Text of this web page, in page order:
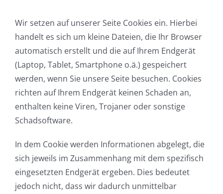
Wir setzen auf unserer Seite Cookies ein. Hierbei
handelt es sich um kleine Dateien, die Ihr Browser
automatisch erstellt und die auf Ihrem Endgerät
(Laptop, Tablet, Smartphone o.ä.) gespeichert
werden, wenn Sie unsere Seite besuchen. Cookies
richten auf Ihrem Endgerät keinen Schaden an,
enthalten keine Viren, Trojaner oder sonstige
Schadsoftware.
In dem Cookie werden Informationen abgelegt, die
sich jeweils im Zusammenhang mit dem spezifisch
eingesetzten Endgerät ergeben. Dies bedeutet
jedoch nicht, dass wir dadurch unmittelbar